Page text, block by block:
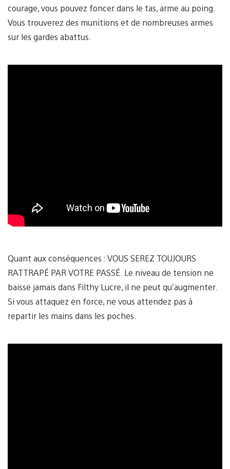
courage, vous pouvez foncer dans le tas, arme au poing.
Vous trouverez des munitions et de nombreuses armes
sur les gardes abattus.
Quant aux conséquences : VOUS SEREZ TOUJOURS
RATTRAPÉ PAR VOTRE PASSÉ. Le niveau de tension ne
baisse jamais dans Filthy Lucre, il ne peut qu’augmenter.
Si vous attaquez en force, ne vous attendez pas à
repartir les mains dans les poches.